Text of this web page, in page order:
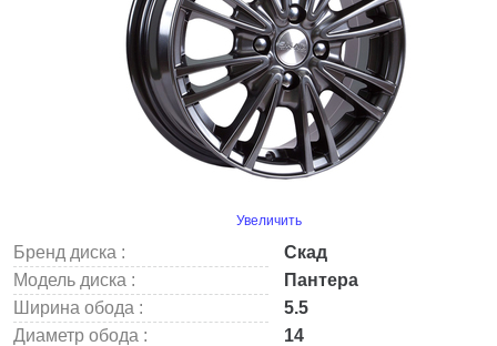
Увеличить
Бренд диска :
Скад
Модель диска :
Пантера
Ширина обода :
5.5
Диаметр обода :
14